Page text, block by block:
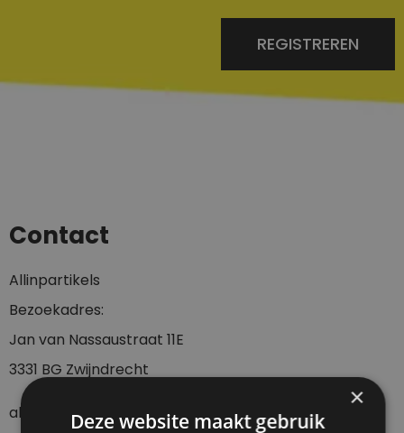
REGISTREREN
Contact
Allinpartikels
Bezoekadres:
Jan van Nassaustraat 11E
3331 BG Zwijndrecht
allinpartikels@gmail.com
×
Deze website maakt gebruik